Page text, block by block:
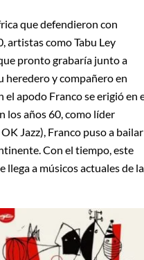
que defendieron con
artistas como Tabu Ley
que pronto grabaría junto a
heredero y compañero en
apodo Franco se erigió en
los años 60, como líder
Jazz), Franco puso a bailar
Con el tiempo, este
llega a músicos actuales de la